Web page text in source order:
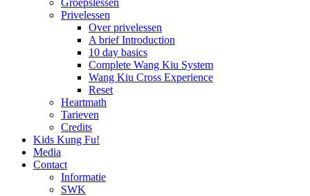
Groepslessen
Privelessen
Over privelessen
A brief Introduction
10 day basics
Complete Wang Kiu System
Wang Kiu Cross Experience
Reset
Heartmath
Tarieven
Credits
Kids Kung Fu!
Media
Contact
Informatie
SWK